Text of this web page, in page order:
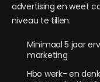
advertising en weet
niveau te tillen.
Minimaal 5 jaar
marketing
Hbo werk- en